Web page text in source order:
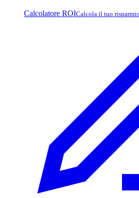
Calcolatore ROICalcola il tuo risparmio